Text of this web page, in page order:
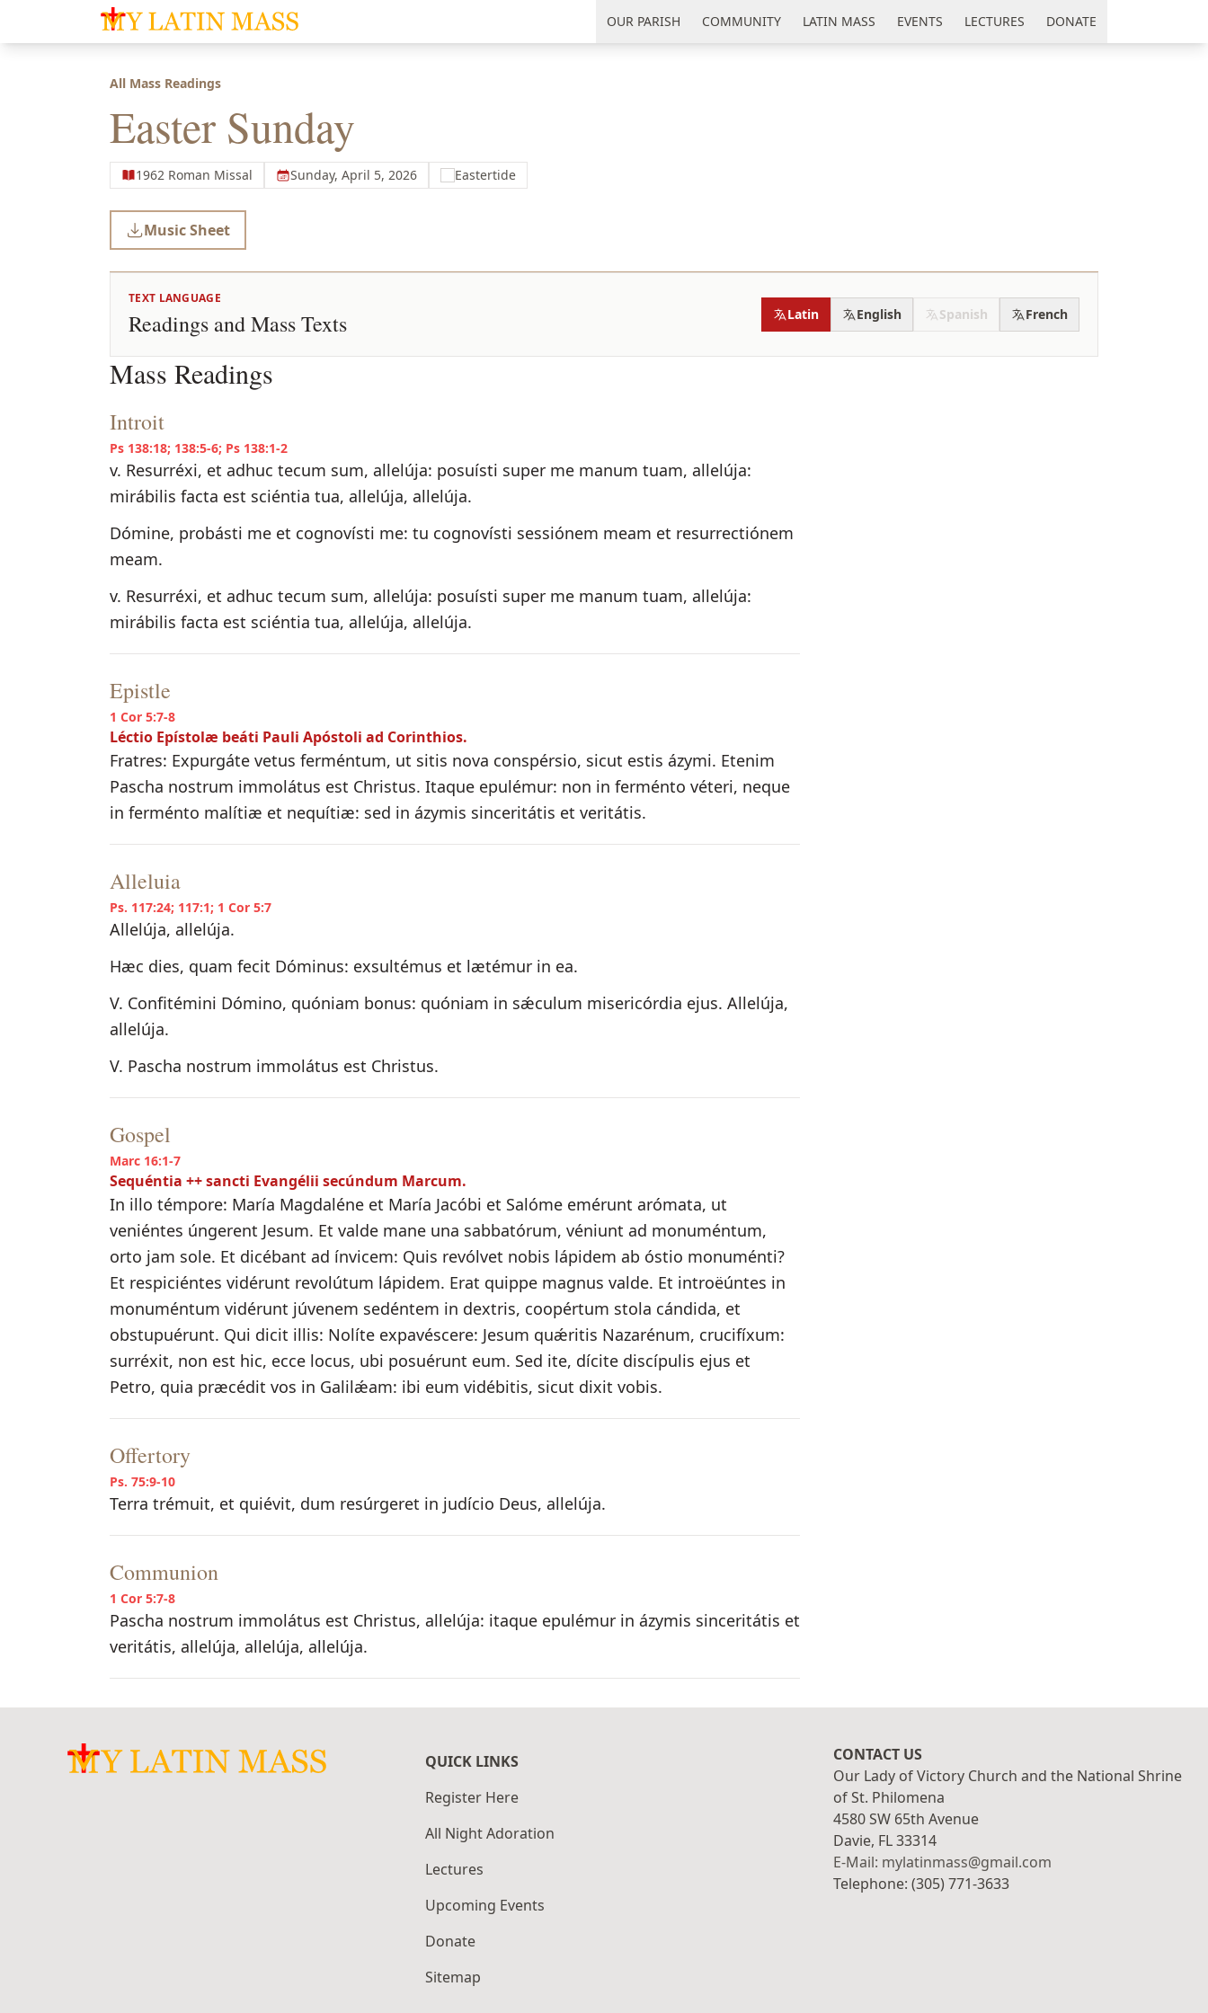
My Latin Mass - Traditional Latin Mass of South Florida OUR PARISH COMMUNITY LATIN MASS EVENTS LECTURES DONATE
All Mass Readings
Easter Sunday
1962 Roman Missal Sunday, April 5, 2026 Eastertide
Music Sheet
TEXT LANGUAGE
Readings and Mass Texts Latin English Spanish French
Mass Readings
Introit
Ps 138:18; 138:5-6; Ps 138:1-2
v. Resurréxi, et adhuc tecum sum, allelúja: posuísti super me manum tuam, allelúja:
mirábilis facta est sciéntia tua, allelúja, allelúja.
Dómine, probásti me et cognovísti me: tu cognovísti sessiónem meam et resurrectiónem
meam.
v. Resurréxi, et adhuc tecum sum, allelúja: posuísti super me manum tuam, allelúja:
mirábilis facta est sciéntia tua, allelúja, allelúja.
Epistle
1 Cor 5:7-8
Léctio Epístolæ beáti Pauli Apóstoli ad Corinthios.
Fratres: Expurgáte vetus ferméntum, ut sitis nova conspérsio, sicut estis ázymi. Etenim
Pascha nostrum immolátus est Christus. Itaque epulémur: non in ferménto véteri, neque
in ferménto malítiæ et nequítiæ: sed in ázymis sinceritátis et veritátis.
Alleluia
Ps. 117:24; 117:1; 1 Cor 5:7
Allelúja, allelúja.
Hæc dies, quam fecit Dóminus: exsultémus et lætémur in ea.
V. Confitémini Dómino, quóniam bonus: quóniam in sǽculum misericórdia ejus. Allelúja,
allelúja.
V. Pascha nostrum immolátus est Christus.
Gospel
Marc 16:1-7
Sequéntia ++ sancti Evangélii secúndum Marcum.
In illo témpore: María Magdaléne et María Jacóbi et Salóme emérunt arómata, ut
veniéntes úngerent Jesum. Et valde mane una sabbatórum, véniunt ad monuméntum,
orto jam sole. Et dicébant ad ínvicem: Quis revólvet nobis lápidem ab óstio monuménti?
Et respiciéntes vidérunt revolútum lápidem. Erat quippe magnus valde. Et introëúntes in
monuméntum vidérunt júvenem sedéntem in dextris, coopértum stola cándida, et
obstupuérunt. Qui dicit illis: Nolíte expavéscere: Jesum quǽritis Nazarénum, crucifíxum:
surréxit, non est hic, ecce locus, ubi posuérunt eum. Sed ite, dícite discípulis ejus et
Petro, quia præcédit vos in Galilǽam: ibi eum vidébitis, sicut dixit vobis.
Offertory
Ps. 75:9-10
Terra trémuit, et quiévit, dum resúrgeret in judício Deus, allelúja.
Communion
1 Cor 5:7-8
Pascha nostrum immolátus est Christus, allelúja: itaque epulémur in ázymis sinceritátis et
veritátis, allelúja, allelúja, allelúja.
QUICK LINKS
Register Here
All Night Adoration
Lectures
Upcoming Events
Donate
Sitemap
CONTACT US
Our Lady of Victory Church and the National Shrine
of St. Philomena
4580 SW 65th Avenue
Davie, FL 33314
E-Mail: mylatinmass@gmail.com
Telephone: (305) 771-3633